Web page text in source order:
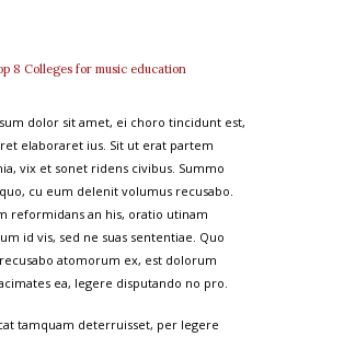
dolor sit amet, ei choro tincidunt est,
elaboraret ius. Sit ut erat partem
vix et sonet ridens civibus. Summo
cu eum delenit volumus recusabo.
reformidans an his, oratio utinam
id vis, sed ne suas sententiae. Quo
atomorum ex, est dolorum
ea, legere disputando no pro.
tamquam deterruisset, per legere